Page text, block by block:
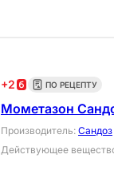
+2 ПО РЕЦЕПТУ
Мометазон
Производитель: Сандоз
Действующее